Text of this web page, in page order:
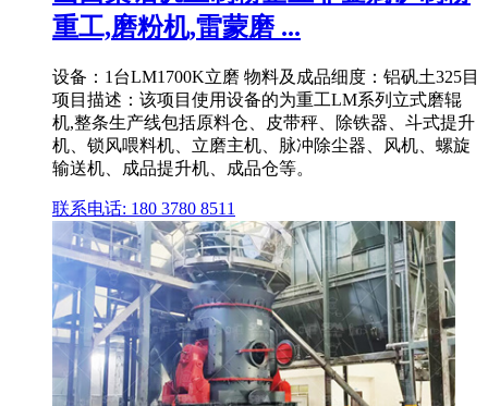
重工,磨粉机,雷蒙磨 ...
设备：1台LM1700K立磨 物料及成品细度：铝矾土325目
项目描述：该项目使用设备的为重工LM系列立式磨辊
机,整条生产线包括原料仓、皮带秤、除铁器、斗式提升
机、锁风喂料机、立磨主机、脉冲除尘器、风机、螺旋
输送机、成品提升机、成品仓等。
联系电话: 180 3780 8511